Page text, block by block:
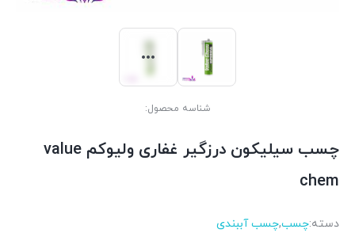
شناسه محصول:
چسب سیلیکون درزگیر غفاری ولیوکم value
chem
دسته:چسب,چسب آببندی